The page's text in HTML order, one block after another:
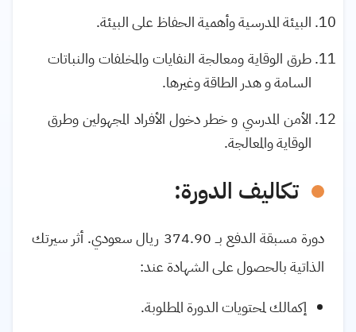
البيئة المدرسية وأهمية الحفاظ على البيئة.
طرق الوقاية ومعالجة النفايات والمخلفات والنباتات
السامة و هدر الطاقة وغيرها.
الأمن المدرسي و خطر دخول الأفراد المجهولين وطرق
الوقاية والمعالجة.
تكاليف الدورة:
دورة مسبقة الدفع بــ374.90 ريال سعودي. أثر سيرتك
الذاتية بالحصول على الشهادة عند:
إكمالك لمحتويات الدورة المطلوبة.